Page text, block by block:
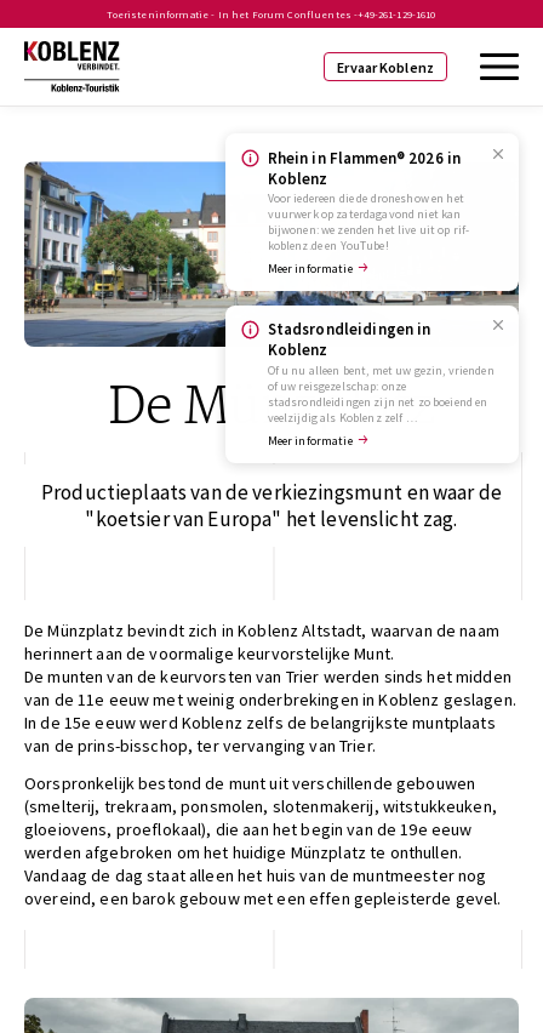
Toeristeninformatie - In het Forum Confluentes -+49-261-129-1610
Ervaar Koblenz
Rhein in Flammen® 2026 in
Koblenz
Voor iedereen die de droneshow en het
vuurwerk op zaterdagavond niet kan
bijwonen: we zenden het live uit op rif-
koblenz.de en YouTube!
Meer informatie
Stadsrondleidingen in
Koblenz
Of u nu alleen bent, met uw gezin, vrienden
of uw reisgezelschap: onze
stadsrondleidingen zijn net zo boeiend en
veelzijdig als Koblenz zelf …
Meer informatie
De Münzplatz
Productieplaats van de verkiezingsmunt en waar de
"koetsier van Europa" het levenslicht zag.
De Münzplatz bevindt zich in Koblenz Altstadt, waarvan de naam
herinnert aan de voormalige keurvorstelijke Munt.
De munten van de keurvorsten van Trier werden sinds het midden
van de 11e eeuw met weinig onderbrekingen in Koblenz geslagen.
In de 15e eeuw werd Koblenz zelfs de belangrijkste muntplaats
van de prins-bisschop, ter vervanging van Trier.
Oorspronkelijk bestond de munt uit verschillende gebouwen
(smelterij, trekraam, ponsmolen, slotenmakerij, witstukkeuken,
gloeiovens, proeflokaal), die aan het begin van de 19e eeuw
werden afgebroken om het huidige Münzplatz te onthullen.
Vandaag de dag staat alleen het huis van de muntmeester nog
overeind, een barok gebouw met een effen gepleisterde gevel.